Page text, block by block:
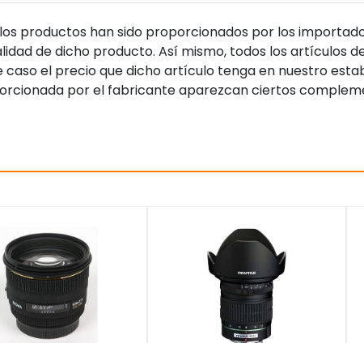
productos han sido proporcionados por los
de dicho producto. Así mismo, todos los artículos
el precio que dicho artículo tenga en nuestro
por el fabricante aparezcan ciertos